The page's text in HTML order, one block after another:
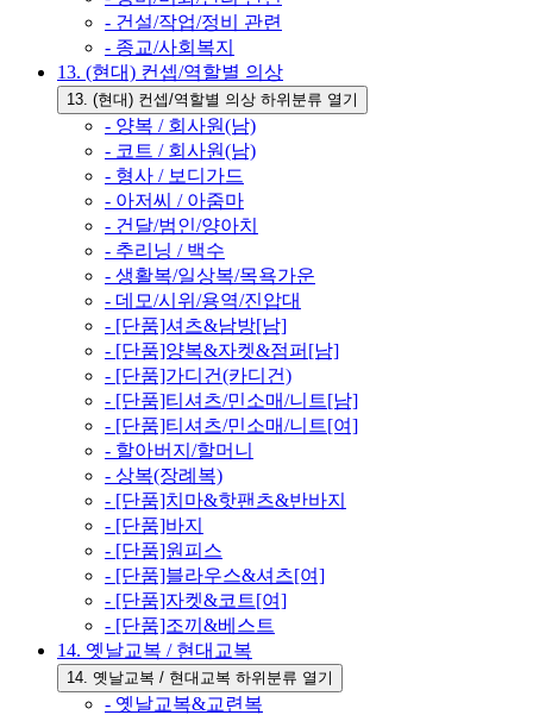
- 건설/작업/정비 관련
- 종교/사회복지
13. (현대) 컨셉/역할별 의상
13. (현대) 컨셉/역할별 의상 하위분류 열기
- 양복 / 회사원(남)
- 코트 / 회사원(남)
- 형사 / 보디가드
- 아저씨 / 아줌마
- 건달/범인/양아치
- 추리닝 / 백수
- 생활복/일상복/목욕가운
- 데모/시위/용역/진압대
- [단품]셔츠&남방[남]
- [단품]양복&자켓&점퍼[남]
- [단품]가디건(카디건)
- [단품]티셔츠/민소매/니트[남]
- [단품]티셔츠/민소매/니트[여]
- 할아버지/할머니
- 상복(장례복)
- [단품]치마&핫팬츠&반바지
- [단품]바지
- [단품]원피스
- [단품]블라우스&셔츠[여]
- [단품]자켓&코트[여]
- [단품]조끼&베스트
14. 옛날교복 / 현대교복
14. 옛날교복 / 현대교복 하위분류 열기
- 옛날교복&교련복